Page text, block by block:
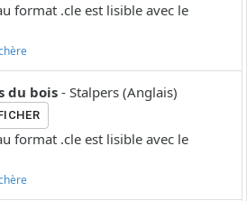
format .cle est lisible avec le
du bois - Stalpers (Anglais)
format .cle est lisible avec le